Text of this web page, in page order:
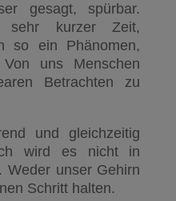
gesagt, spürbar.
sehr kurzer Zeit,
so ein Phänomen,
uns Menschen
Betrachten zu
und gleichzeitig
wird es nicht in
Weder unser Gehirn
Schritt halten.